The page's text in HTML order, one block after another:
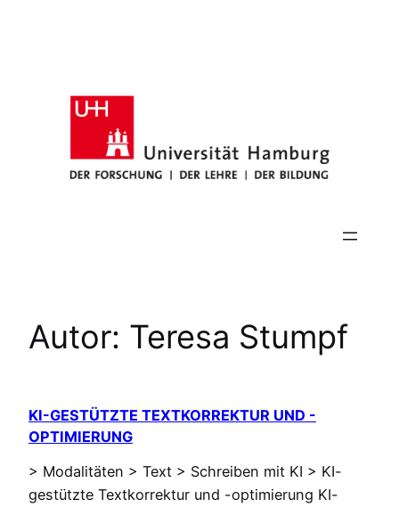
Autor: Teresa Stumpf
KI-GESTÜTZTE TEXTKORREKTUR UND -
OPTIMIERUNG
> Modalitäten > Text > Schreiben mit KI > KI-
gestützte Textkorrektur und -optimierung KI-